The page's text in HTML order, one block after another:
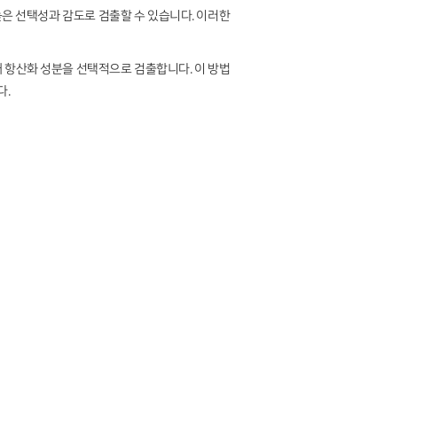
선택성과 감도로 검출할 수 있습니다. 이러한
산화 성분을 선택적으로 검출합니다. 이 방법
.